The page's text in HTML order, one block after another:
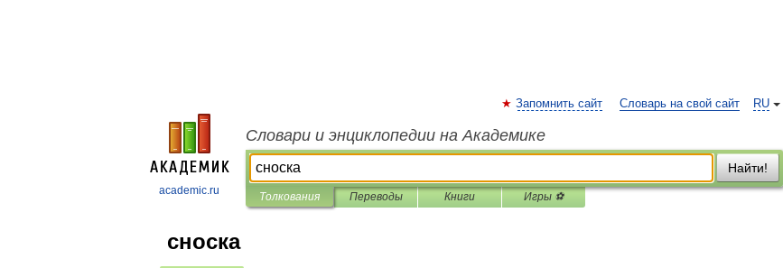
academic.ru
RU
Запомнить сайт Словарь на свой сайт
Словари и энциклопедии на Академике
Найти!
Толкования Переводы Книги Игры ⚽
сноска